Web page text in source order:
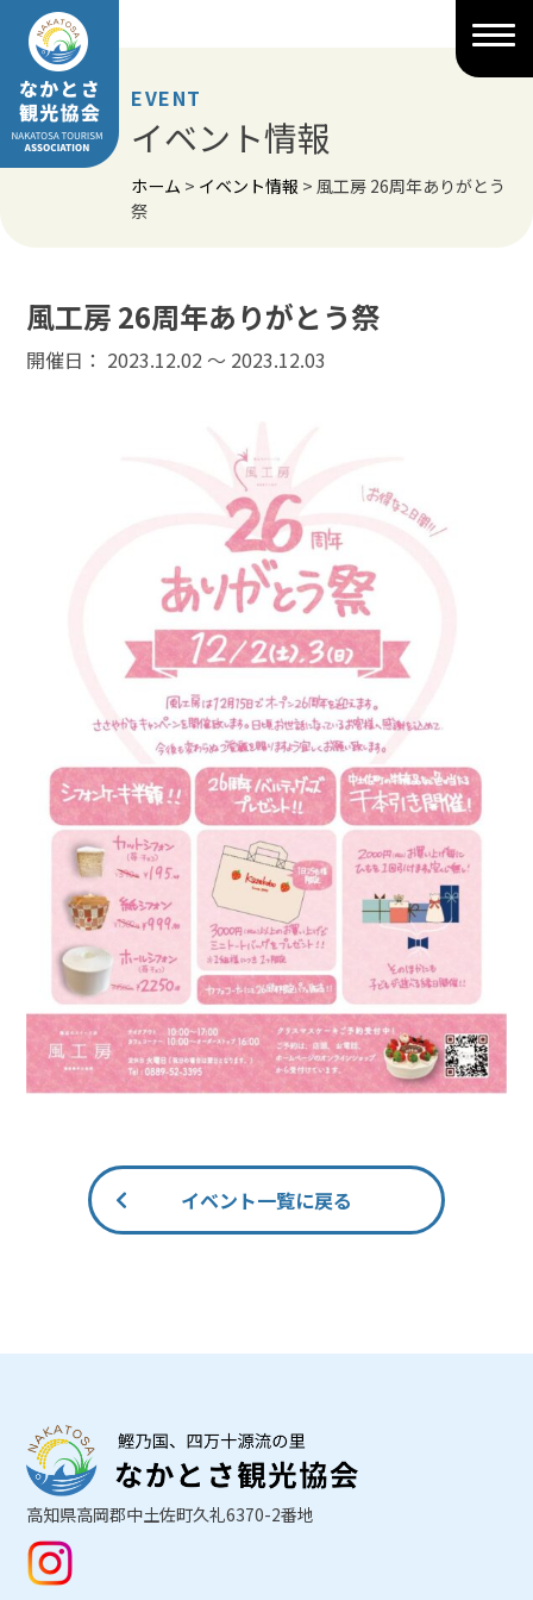
Skip
content
EVENT
イベント情報
ホーム > イベント情報 > 風工房 26周年ありがとう
祭
風工房 26周年ありがとう祭
開催日： 2023.12.02 〜 2023.12.03
イベント一覧に戻る
高知県高岡郡中土佐町久礼6370-2番地